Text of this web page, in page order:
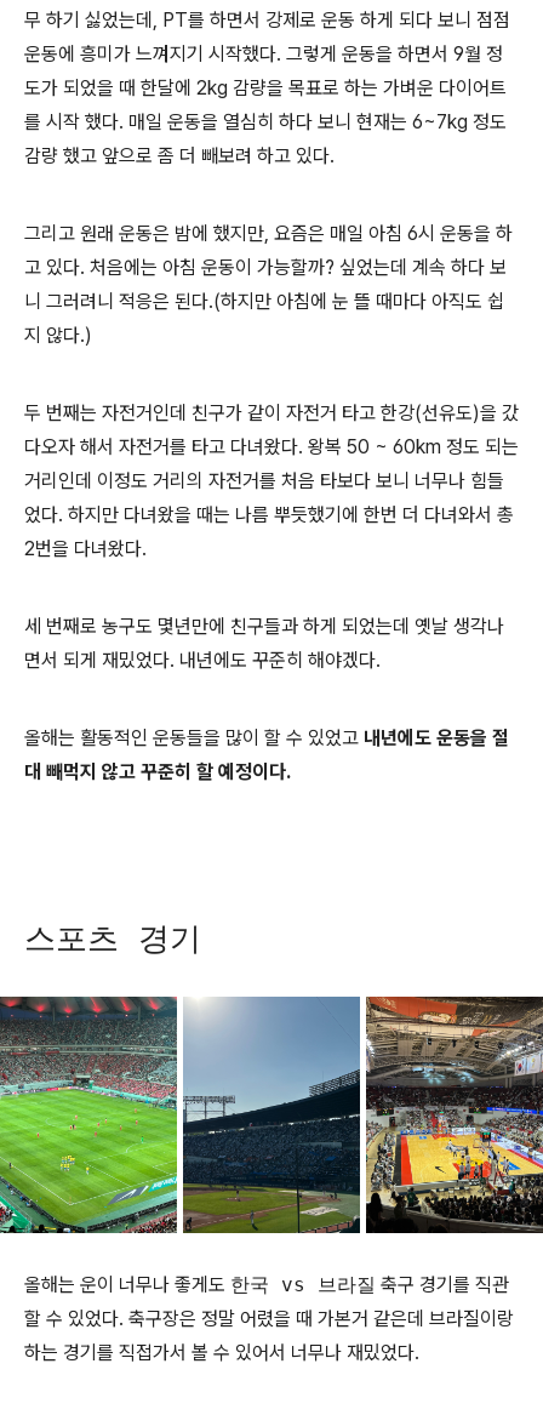
무 하기 싫었는데, PT를 하면서 강제로 운동 하게 되다 보니 점점
운동에 흥미가 느껴지기 시작했다. 그렇게 운동을 하면서 9월 정
도가 되었을 때 한달에 2kg 감량을 목표로 하는 가벼운 다이어트
를 시작 했다. 매일 운동을 열심히 하다 보니 현재는 6~7kg 정도
감량 했고 앞으로 좀 더 빼보려 하고 있다.
그리고 원래 운동은 밤에 했지만, 요즘은 매일 아침 6시 운동을 하
고 있다. 처음에는 아침 운동이 가능할까? 싶었는데 계속 하다 보
니 그러려니 적응은 된다.(하지만 아침에 눈 뜰 때마다 아직도 쉽
지 않다.)
두 번째는 자전거인데 친구가 같이 자전거 타고 한강(선유도)을 갔
다오자 해서 자전거를 타고 다녀왔다. 왕복 50 ~ 60km 정도 되는
거리인데 이정도 거리의 자전거를 처음 타보다 보니 너무나 힘들
었다. 하지만 다녀왔을 때는 나름 뿌듯했기에 한번 더 다녀와서 총
2번을 다녀왔다.
세 번째로 농구도 몇년만에 친구들과 하게 되었는데 옛날 생각나
면서 되게 재밌었다. 내년에도 꾸준히 해야겠다.
올해는 활동적인 운동들을 많이 할 수 있었고 내년에도 운동을 절
대 빼먹지 않고 꾸준히 할 예정이다.
스포츠 경기
올해는 운이 너무나 좋게도 한국 vs 브라질 축구 경기를 직관
할 수 있었다. 축구장은 정말 어렸을 때 가본거 같은데 브라질이랑
하는 경기를 직접가서 볼 수 있어서 너무나 재밌었다.